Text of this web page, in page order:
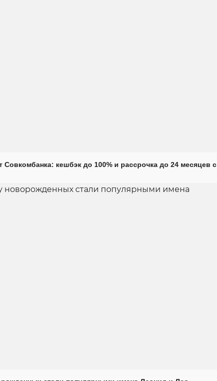
кешбэк до 100% и рассрочка до 24 месяцев с